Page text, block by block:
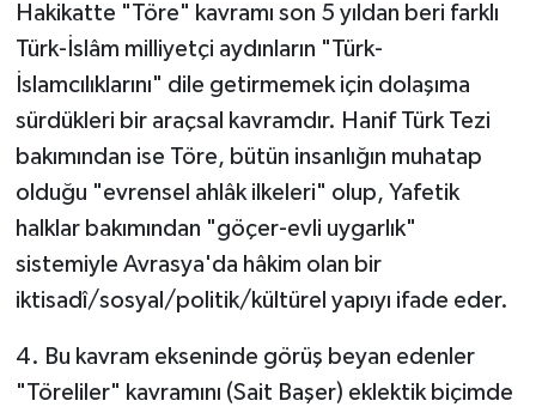
Hakikatte "Töre" kavramı son 5 yıldan beri farklı
Türk-İslâm milliyetçi aydınların "Türk-
İslamcılıklarını" dile getirmemek için dolaşıma
sürdükleri bir araçsal kavramdır. Hanif Türk Tezi
bakımından ise Töre, bütün insanlığın muhatap
olduğu "evrensel ahlâk ilkeleri" olup, Yafetik
halklar bakımından "göçer-evli uygarlık"
sistemiyle Avrasya'da hâkim olan bir
iktisadî/sosyal/politik/kültürel yapıyı ifade eder.
4. Bu kavram ekseninde görüş beyan edenler
"Töreliler" kavramını (Sait Başer) eklektik biçimde